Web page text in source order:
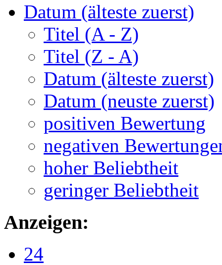
Datum (älteste zuerst)
Titel (A - Z)
Titel (Z - A)
Datum (älteste zuerst)
Datum (neuste zuerst)
positiven Bewertung
negativen
hoher Beliebtheit
geringer Beliebtheit
Anzeigen:
24